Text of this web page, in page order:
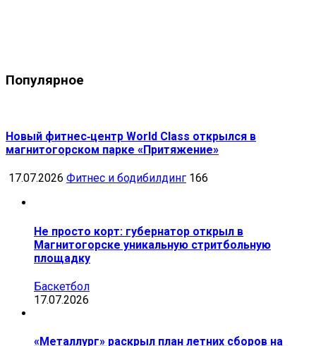
Популярное
Новый фитнес‑центр World Class открылся в
магнитогорском парке «Притяжение»
17.07.2026 Фитнес и бодибилдинг 166
Не просто корт: губернатор открыл в
Магнитогорске уникальную стритбольную
площадку
Баскетбол
17.07.2026
«Металлург» раскрыл план летних сборов на